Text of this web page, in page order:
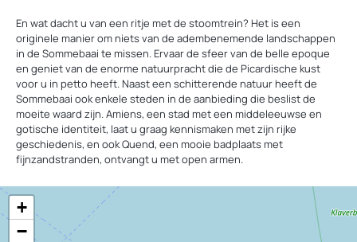
En wat dacht u van een ritje met de stoomtrein? Het is een
originele manier om niets van de adembenemende landschappen
in de Sommebaai te missen. Ervaar de sfeer van de belle epoque
en geniet van de enorme natuurpracht die de Picardische kust
voor u in petto heeft. Naast een schitterende natuur heeft de
Sommebaai ook enkele steden in de aanbieding die beslist de
moeite waard zijn. Amiens, een stad met een middeleeuwse en
gotische identiteit, laat u graag kennismaken met zijn rijke
geschiedenis, en ook Quend, een mooie badplaats met
fijnzandstranden, ontvangt u met open armen.
+
−